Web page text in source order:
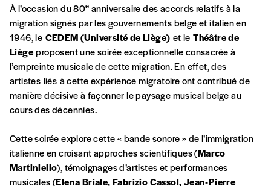
CONNEXION
Mot de passe oublié?
Créer un
l’interculturel,vous est proposé àPRIX LIBRE.
Le prix libre est un mode de fixation du prix
par l’acheteur d’un bien ou d’un service, qui
peut être une manière pour lui de payer le prix
qu’il estime juste. Dans l’objectif de rendre nos
activités et publications accessibles, et
d’affirmer notre attachement aux valeurs de
solidarité, nous vous proposons d’estimer
Cette valeur peut donc être inférieure, égale
ou supérieure au prix indicatif. De cette
manière, vous soutenez le travail de l’équipe
de rédaction selon vos moyens et vos
À l’occasion du 80e anniversaire des accords relatifs à la
migration signés par les gouvernements belge et italien en
1946, le CEDEM (Université de Liège) et leThéâtre de
Liègeproposent une soirée exceptionnelle consacrée à
l’empreinte musicale de cette migration. En effet, des
artistes liés à cette expérience migratoire ont contribué de
manière décisive à façonner le paysage musical belge au
cours des décennies.
Cette soirée explore cette « bande sonore » de l’immigration
italienne en croisant approches scientifiques (Marco
Martiniello), témoignages d’artistes et performances
musicales (Elena Briale,Fabrizio Cassol,Jean-Pierre